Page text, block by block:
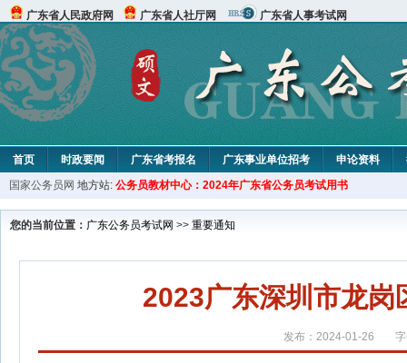
广东省人民政府网 广东省人社厅网 广东省人事考试网
首页 时政要闻 广东省考报名 广东事业单位招考 申论资料
国家公务员网 地方站: 公务员教材中心：2024年广东省公务员考试用书
您的当前位置： 广东公务员考试网 >> 重要通知
2023广东深圳市龙岗
发布：2024-01-26